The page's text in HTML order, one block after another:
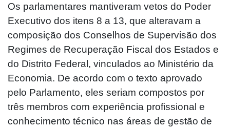
Os parlamentares mantiveram vetos do Poder
Executivo dos itens 8 a 13, que alteravam a
composição dos Conselhos de Supervisão dos
Regimes de Recuperação Fiscal dos Estados e
do Distrito Federal, vinculados ao Ministério da
Economia. De acordo com o texto aprovado
pelo Parlamento, eles seriam compostos por
três membros com experiência profissional e
conhecimento técnico nas áreas de gestão de